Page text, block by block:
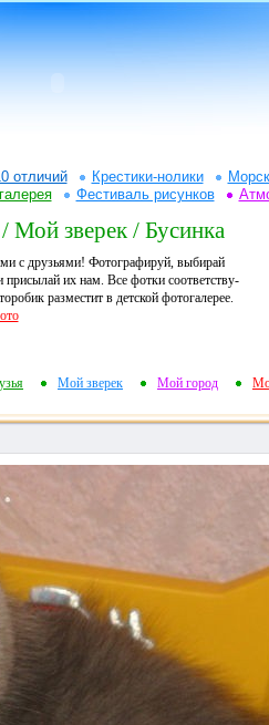
отличий Крестики-нолики
Фестиваль рисунков
Мой зверек / Бусинка
с друзьями! Фотографируй, выбирай
их нам. Все фотки соответству-
разместит в детской фотогалерее.
Мой зверек Мой город